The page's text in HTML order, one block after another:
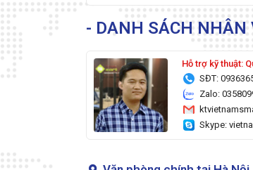
- DANH SÁCH NHÂN
Hỗ trợ kỹ thuật:
SĐT:
Zalo:
Skype: